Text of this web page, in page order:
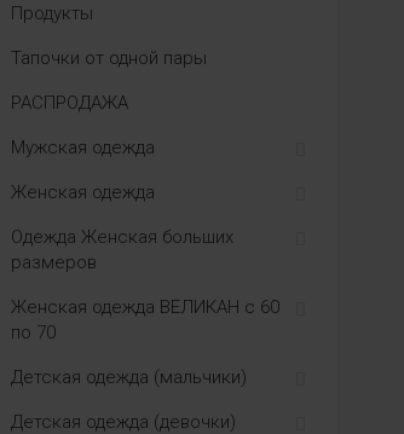
Продукты
Тапочки от одной пары
РАСПРОДАЖА
Мужская одежда
Женская одежда
Одежда Женская больших
размеров
Женская одежда ВЕЛИКАН с 60
по 70
Детская одежда (мальчики)
Детская одежда (девочки)